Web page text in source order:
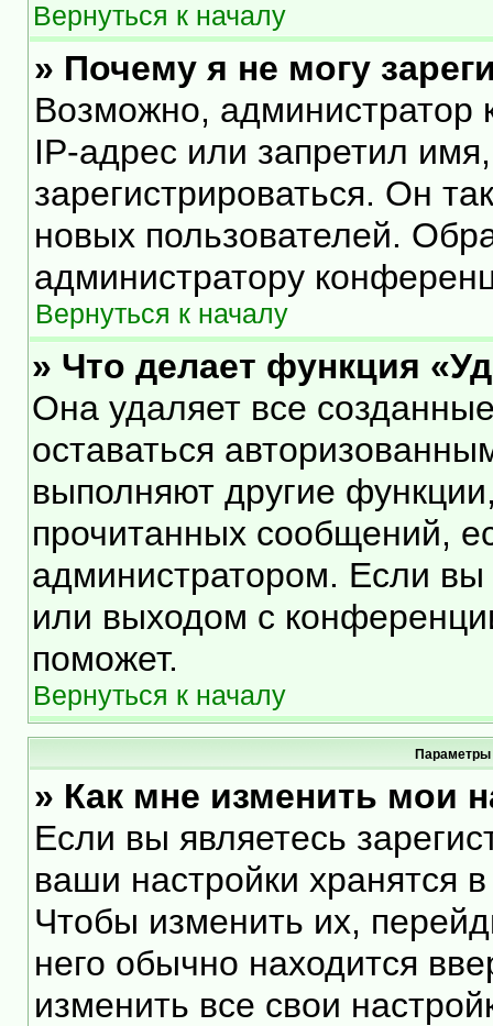
Вернуться к началу
» Почему я не могу
Возможно, администратор
IP-адрес или запретил
зарегистрироваться. Он
новых пользователей.
администратору
Вернуться к началу
» Что делает функция
Она удаляет все
оставаться
выполняют другие
прочитанных сообщений,
администратором. Если
или выходом с
поможет.
Вернуться к началу
Параметры
» Как мне изменить мои
Если вы являетесь
ваши настройки хранятся
Чтобы изменить их,
него обычно находится
изменить все свои